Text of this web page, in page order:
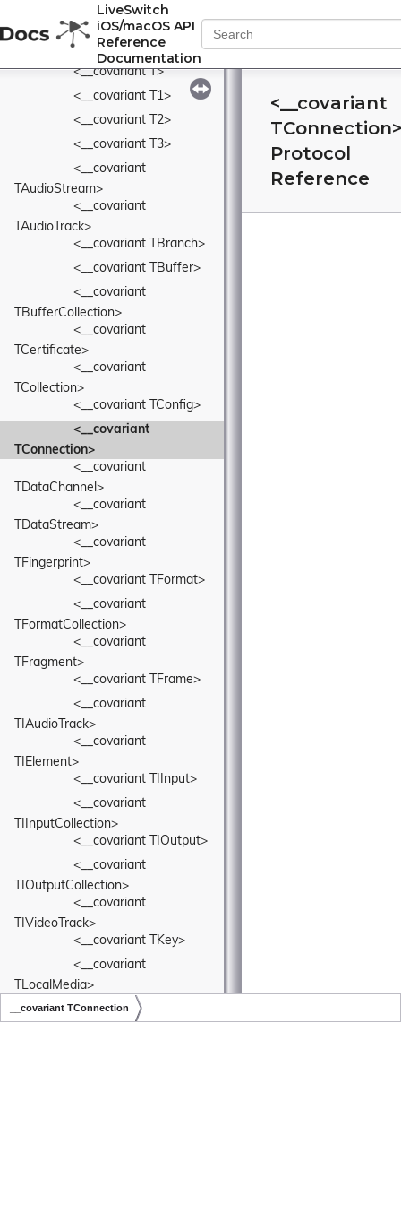
LiveSwitch
iOS/macOS API
Reference
Documentation
Classes
Class List
<__covariant T>
<__covariant T1>
<__covariant T2>
<__covariant T3>
<__covariant
TAudioStream>
<__covariant
TAudioTrack>
<__covariant TBranch>
<__covariant TBuffer>
<__covariant
TBufferCollection>
<__covariant
TCertificate>
<__covariant
TCollection>
<__covariant TConfig>
<__covariant
TConnection>
<__covariant
TDataChannel>
<__covariant
TDataStream>
<__covariant
TFingerprint>
<__covariant TFormat>
<__covariant
TFormatCollection>
<__covariant
TFragment>
<__covariant TFrame>
<__covariant
TIAudioTrack>
<__covariant
TIElement>
<__covariant TIInput>
<__covariant
TIInputCollection>
<__covariant TIOutput>
<__covariant
TIOutputCollection>
<__covariant
TIVideoTrack>
<__covariant TKey>
<__covariant
TLocalMedia>
<__covariant
TMediaInputCollection>
<__covariant
TConnection>
Protocol
Reference
__covariant TConnection